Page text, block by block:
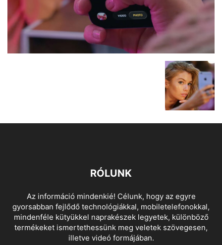
RÓLUNK
Az információ mindenkié! Célunk, hogy az egyre
gyorsabban fejlődő technológiákkal, mobiletelefonokkal,
mindenféle kütyükkel naprakészek legyetek, különböző
termékeket ismertethessünk meg veletek szövegesen,
illetve videó formájában.